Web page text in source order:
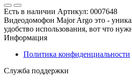
Есть в наличии Артикул: 0007648
Видеодомофон Major Argo это -
удобство использования, вот что
Информация
Политика конфиденциальности
Служба поддержки